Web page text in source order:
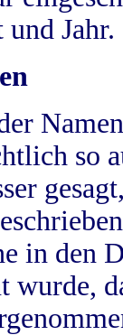
Jahr.
so
in
wurde,